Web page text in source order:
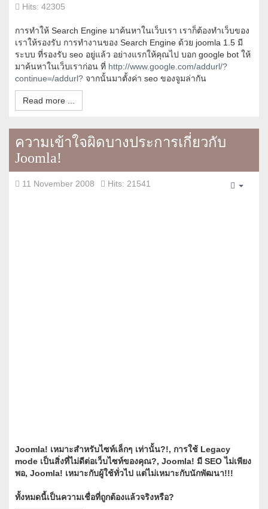
Hits: 42305
การทำให้ Search Engine มาค้นหาในเว็บเรา เราก็ต้องทำเว็บของ
เราให้รองรับ การทำงานของ Search Engine ด้วย joomla 1.5 มี
ระบบ ที่รองรับ seo อยู่แล้ว อย่างแรกให้คุณไป บอก google bot ให้
มาค้นหาในเว็บเราก่อน ที่ http://www.google.com/addurl/?
continue=/addurl? จากนั้นมาตั้งค่า seo ของจูมล่ากัน
Read more ...
ความเข้าใจผิดบางประการเกี่ยวกับ
Joomla!
11 November 2008
Hits: 21541
Joomla! เหมาะสำหรับไซท์เล็กๆ เท่านั้น?!, การใช้ Legacy
mode เป็นสิ่งที่ไม่ดีต่อเว็บไซท์ของคุณ?, Joomla! มี SEO ไม่เพียง
พอ, Joomla! เหมาะกับผู้ใช้ทั่วไป แต่ไม่เหมาะกับนักพัฒนา!!!
ทั้งหมดนี้เป็นความเชื่อที่ถูกต้องแล้วจริงหรือ?